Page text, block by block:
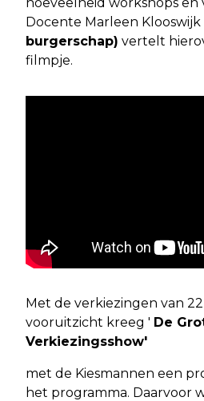
Docente Marleen Klooswijk
burgerschap) vertelt
filmpje.
Met de verkiezingen van
vooruitzicht kreeg ' De
Verkiezingsshow'
met de Kiesmannen een
het programma. Daarvoor